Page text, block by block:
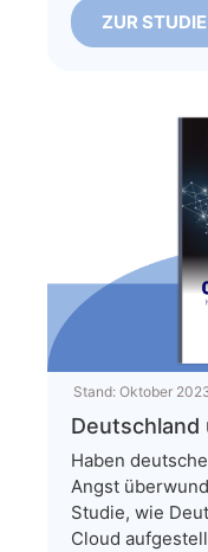
ZUR STUDIE
Stand: Oktober
Deutschland
Haben
Angst
Studie, wie
Cloud